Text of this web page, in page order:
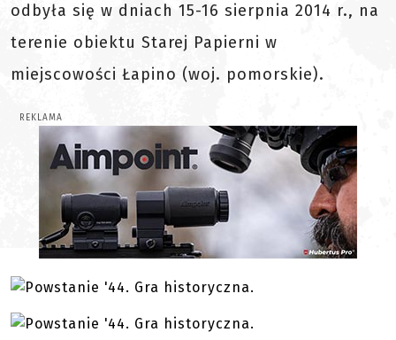
odbyła się w dniach 15-16 sierpnia 2014 r., na
terenie obiektu Starej Papierni w
miejscowości Łapino (woj. pomorskie).
REKLAMA